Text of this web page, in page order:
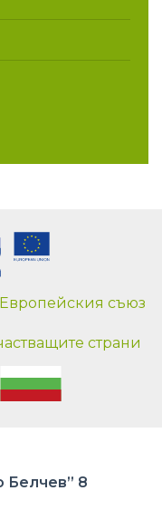
съюз
страни
Белчев” 8